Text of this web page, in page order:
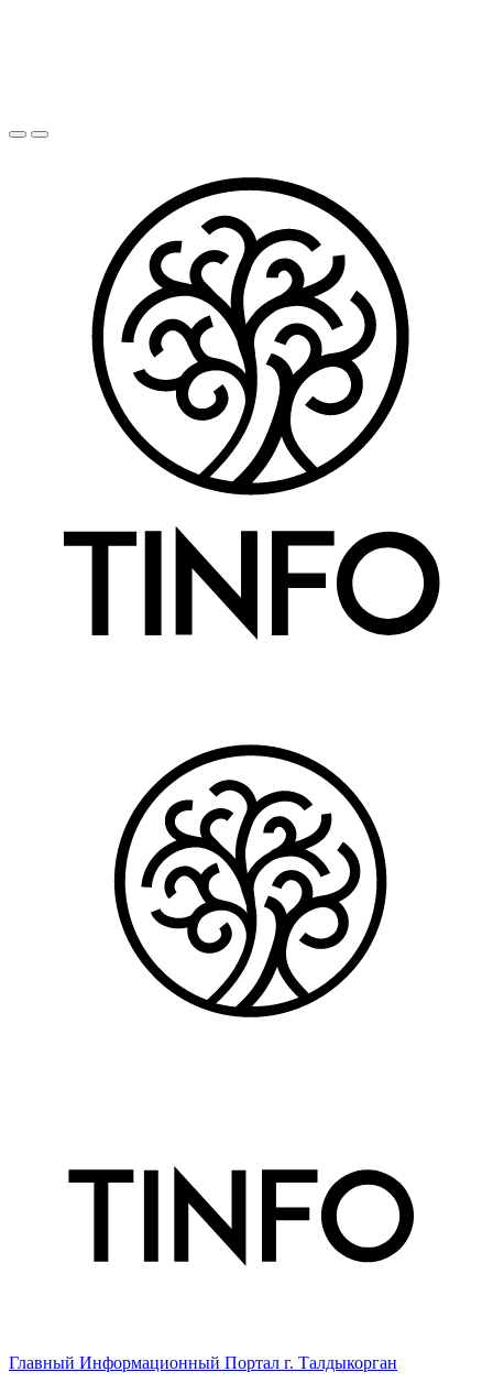
Главный Информационный Портал г. Талдыкорган